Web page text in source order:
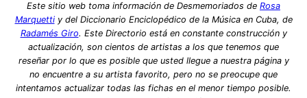
Este sitio web toma información de Desmemoriados de Rosa
Marquettiy del Diccionario Enciclopédico de la Música en Cuba, de
Radamés Giro. Este Directorio está en constante construcción y
actualización, son cientos de artistas a los que tenemos que
reseñar por lo que es posible que usted llegue a nuestra página y
no encuentre a su artista favorito, pero no se preocupe que
intentamos actualizar todas las fichas en el menor tiempo posible.